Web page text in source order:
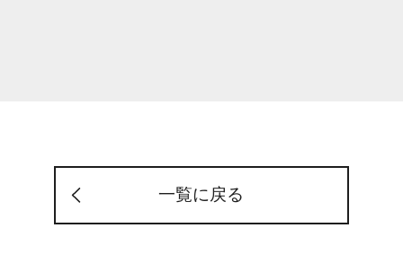
一覧に戻る